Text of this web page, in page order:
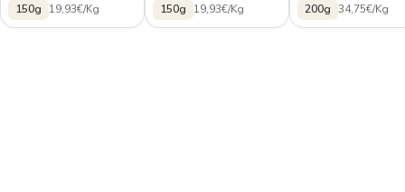
150g
19,93€/Kg
150g
19,93€/Kg
200g 34,75€/Kg